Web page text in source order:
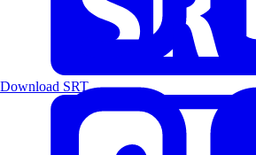
Download SRT